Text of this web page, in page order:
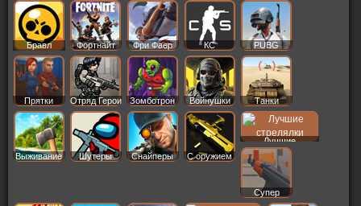
Бравл
Старс
Фортнайт Фри Фаер КС PUBG
Прятки Отряд Герои Зомботрон Войнушки Танки
Выживание Шутеры Снайперы С оружием
Лучшие
Супер